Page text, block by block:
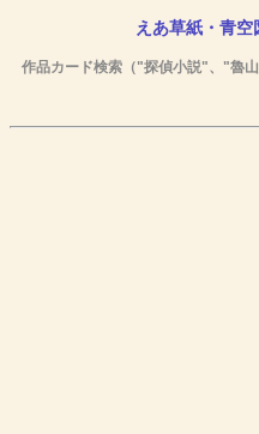
えあ草紙・青空
作品カード検索（"探偵小説"、"魯